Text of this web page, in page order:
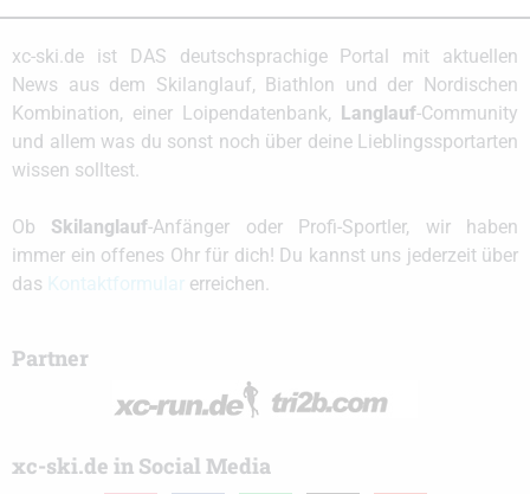
xc-ski.de ist DAS deutschsprachige Portal mit aktuellen
News aus dem Skilanglauf, Biathlon und der Nordischen
Kombination, einer Loipendatenbank, Langlauf-Community
und allem was du sonst noch über deine Lieblingssportarten
wissen solltest.
Ob Skilanglauf-Anfänger oder Profi-Sportler, wir haben
immer ein offenes Ohr für dich! Du kannst uns jederzeit über
das
erreichen.
Partner
xc-ski.de in Social Media